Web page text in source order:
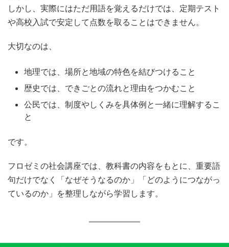
しかし、実際にはただ用語を覚えるだけでは、定期テスト
や高校入試で安定して点数を取ることはできません。
大切なのは、
地理では、場所と地域の特色を結びつけること
歴史では、できごとの流れと理由をつかむこと
公民では、制度やしくみを具体例と一緒に理解するこ
と
です。
フロゼミの社会講座では、教科書の内容をもとに、重要語
句だけでなく「なぜそうなるのか」「どのようにつながっ
ているのか」を整理しながら学習します。